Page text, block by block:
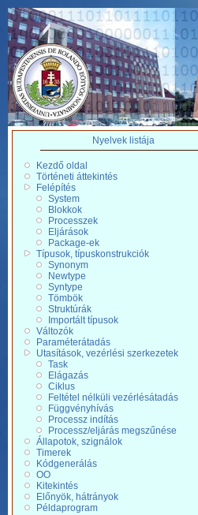
Nyelvek listája
Kezdő oldal
Történeti áttekintés
Felépítés
System
Blokkok
Processzek
Eljárások
Package-ek
Típusok, típuskonstrukciók
Synonym
Newtype
Syntype
Tömbök
Struktúrák
Importált típusok
Változók
Paraméterátadás
Utasítások, vezérlési szerkezetek
Task
Elágazás
Ciklus
Feltétel nélküli vezérlésátadás
Függvényhívás
Processz indítás
Processz/eljárás megszűnése
Állapotok, szignálok
Timerek
Kódgenerálás
OO
Kitekintés
Előnyök, hátrányok
Példaprogram